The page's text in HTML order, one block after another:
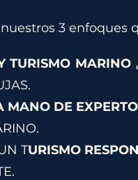
3 enfoques
TURISMO MARINO
MANO DE
TURISMO